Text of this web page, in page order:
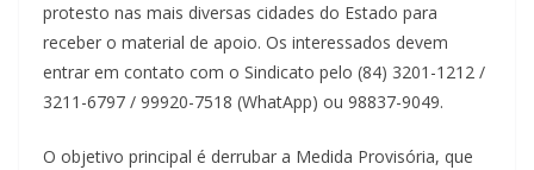
protesto nas mais diversas cidades do Estado para
receber o material de apoio. Os interessados devem
entrar em contato com o Sindicato pelo (84) 3201-1212 /
3211-6797 / 99920-7518 (WhatApp) ou 98837-9049.
O objetivo principal é derrubar a Medida Provisória, que